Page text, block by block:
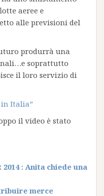
aeree e
alle previsioni del
produrrà una
soprattutto
il loro servizio di
Italia”
il video è stato
: Anita chiede una
merce